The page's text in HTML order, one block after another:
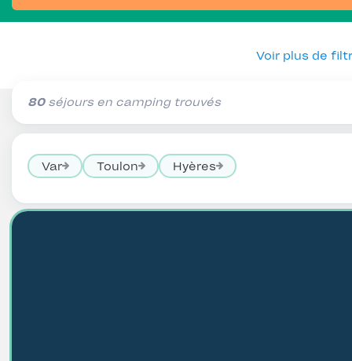
Voir plus de
80séjours en camping trouvés
Var Toulon Hyères